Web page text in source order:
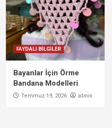
FAYDALI BİLGİLER
Bayanlar İçin Örme
Bandana Modelleri
Temmuz 19, 2026 admin